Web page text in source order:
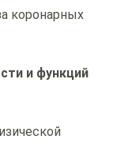
коронарных
и функций